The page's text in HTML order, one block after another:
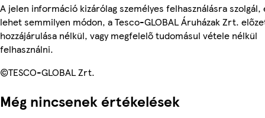
A jelen információ kizárólag személyes felhasználásra szolgál,
lehet semmilyen módon, a Tesco-GLOBAL Áruházak Zrt.
hozzájárulása nélkül, vagy megfelelő tudomásul vétele nélkül
felhasználni.
©TESCO-GLOBAL Zrt.
Még nincsenek értékelések